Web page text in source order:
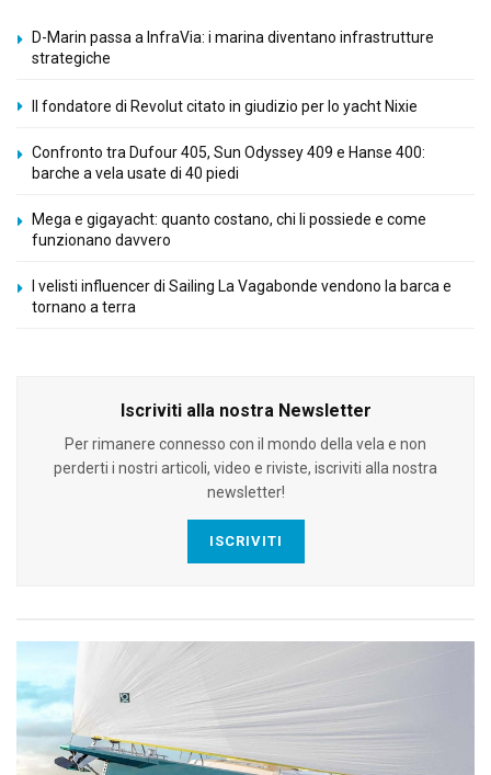
D-Marin passa a InfraVia: i marina diventano infrastrutture
strategiche
Il fondatore di Revolut citato in giudizio per lo yacht Nixie
Confronto tra Dufour 405, Sun Odyssey 409 e Hanse 400:
barche a vela usate di 40 piedi
Mega e gigayacht: quanto costano, chi li possiede e come
funzionano davvero
I velisti influencer di Sailing La Vagabonde vendono la barca e
tornano a terra
Iscriviti alla nostra Newsletter
Per rimanere connesso con il mondo della vela e non
perderti i nostri articoli, video e riviste, iscriviti alla nostra
newsletter!
ISCRIVITI